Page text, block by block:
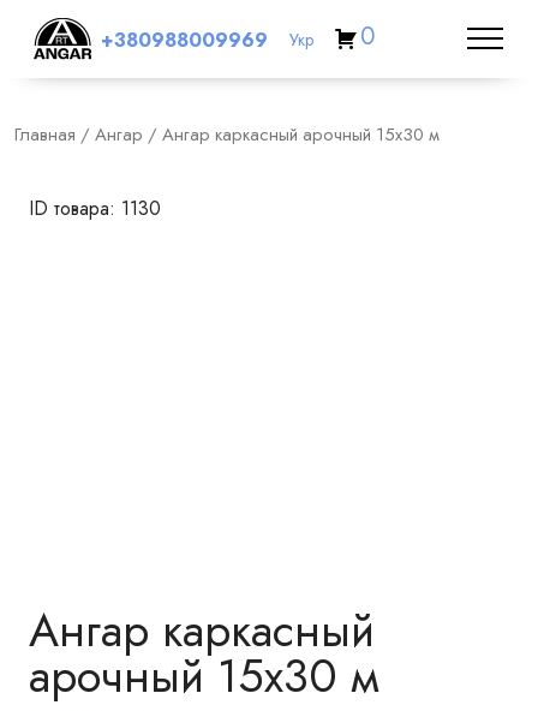
+380988009969 Укр 0
Главная / Ангар / Ангар каркасный арочный 15х30 м
ID товара: 1130
Ангар каркасный
арочный 15х30 м